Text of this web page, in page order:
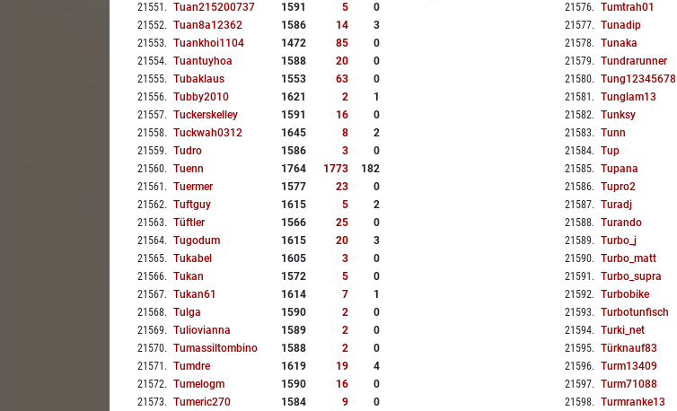
21551 . Tuan215200737 1591 5
0
21552. Tuan8a12362 1586 14
3
21553. Tuankhoi1104 1472 85
0
21554. Tuantuyhoa 1588 20
0
21555. Tubaklaus 1553 63
0
21556. Tubby2010 1621 2
1
21557. Tuckerskelley 1591 16
0
21558. Tuckwah0312 1645 8
2
21559. Tudro 1586 3
0
21560. Tuenn 1764 1773
182
21561 . Tuermer 1577 23
0
21562. Tuftguy 1615 5
2
21563. Tüftler 1566 25
0
21564. Tugodum 1615 20
3
21565. Tukabel 1605 3
0
21566. Tukan 1572 5
0
21567. Tukan61 1614 7
1
21568. Tulga 1590 2
0
21569. Tuliovianna 1589 2
0
21570. Tumassiltombino 1588 2
0
21571 . Tumdre 1619 19
4
21572. Tumelogm 1590 16
0
21573. Tumeric270 1584 9
0
21576. Tumtrah01
21577. Tunadip
21578. Tunaka
21579. Tundrarunner
21580. Tung12345678
21581 . Tunglam13
21582. Tunksy
21583. Tunn
21584. Tup
21585. Tupana
21586. Tupro2
21587. Turadj
21588. Turando
21589. Turbo_j
21590. Turbo_matt
21591 . Turbo_supra
21592. Turbobike
21593. Turbotunfisch
21594. Turki_net
21595. Türknauf83
21596. Turm13409
21597. Turm71088
21598. Turmranke13